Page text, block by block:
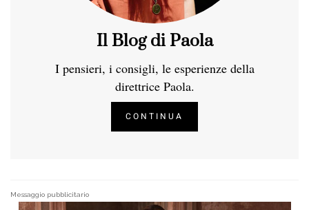
Il Blog di Paola
I pensieri, i consigli, le esperienze della
direttrice Paola.
CONTINUA
Messaggio pubblicitario